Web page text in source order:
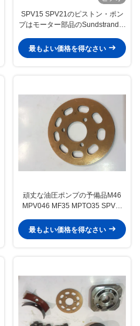
SPV15 SPV21のピストン・ポン
プはモーター部品のSundstrandシ
ポンプ
最もよい価格を得なさい
頑丈な油圧ポンプの予備品M46
MPV046 MF35 MPTO35 SPV6-
最もよい価格を得なさい